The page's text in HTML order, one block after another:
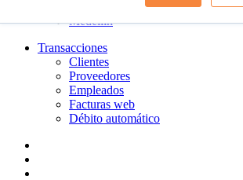
Medellin
Transacciones
Clientes
Proveedores
Empleados
Facturas web
Débito automático